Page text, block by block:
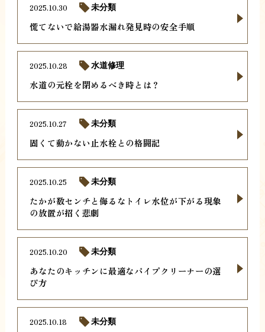
慌てないで給湯器水漏れ発見時の安全手順
2025.10.30 未分類
水道の元栓を閉めるべき時とは？
2025.10.28 水道修理
固くて動かない止水栓との格闘記
2025.10.27 未分類
たかが数センチと侮るなトイレ水位が下がる現象
の放置が招く悲劇
2025.10.25 未分類
あなたのキッチンに最適なパイプクリーナーの選
び方
2025.10.20 未分類
2025.10.18 未分類